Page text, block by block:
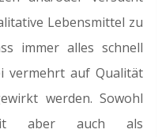
Lebensmittel zu
immer alles schnell
vermehrt auf Qualität
werden. Sowohl
aber auch als